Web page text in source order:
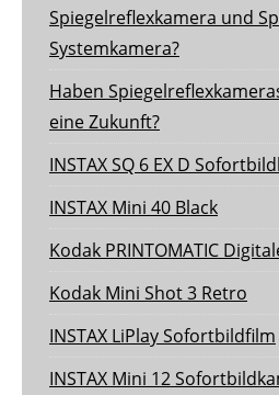
Spiegelreflexkamera und
Systemkamera?
Haben
eine Zukunft?
INSTAX SQ 6 EX D
INSTAX Mini 40 Black
Kodak PRINTOMATIC
Kodak Mini Shot 3 Retro
INSTAX LiPlay Sofortbildfilm
INSTAX Mini 12